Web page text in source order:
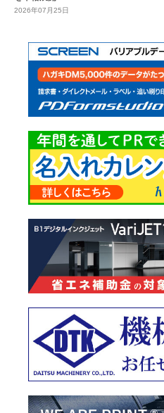
2026年07月25日